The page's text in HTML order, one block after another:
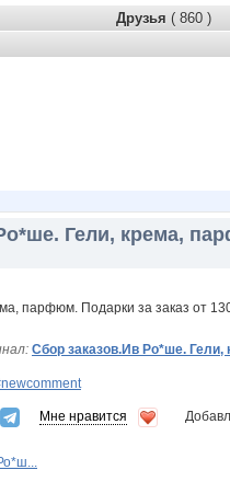
Друзья ( 860 )
Гели, крема,
Сбор заказов.Ив Ро*ше. Гели,
Мне нравится